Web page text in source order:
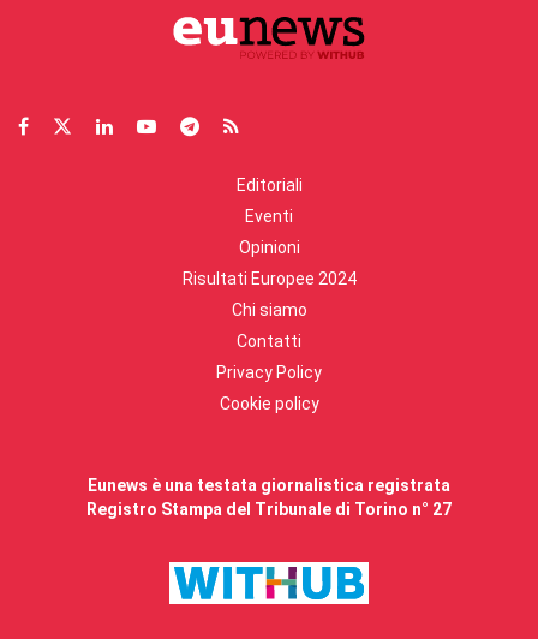
Editoriali
Eventi
Opinioni
Risultati Europee 2024
Chi siamo
Contatti
Privacy Policy
Cookie policy
Eunews è una testata giornalistica registrata
Registro Stampa del Tribunale di Torino n° 27